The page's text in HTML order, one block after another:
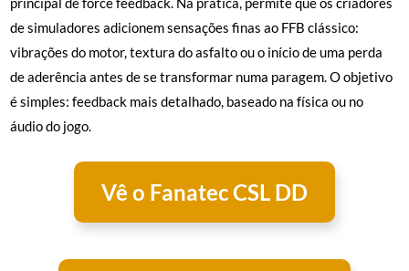
de simuladores adicionem sensações finas ao FFB clássico:
vibrações do motor, textura do asfalto ou o início de uma perda
de aderência antes de se transformar numa paragem. O objetivo
é simples: feedback mais detalhado, baseado na física ou no
áudio do jogo.
Vê o Fanatec CSL DD